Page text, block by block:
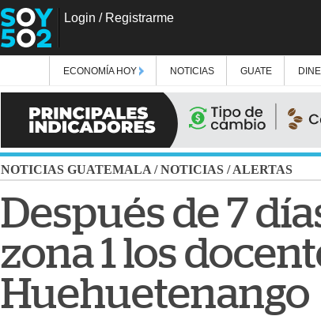
Login / Registrarme
ECONOMÍA HOY NOTICIAS GUATE
NOTICIAS GUATEMALA /NOTICIAS /ALERTAS
Después de 7
zona 1 los
Huehuetenango